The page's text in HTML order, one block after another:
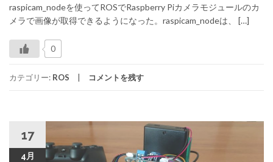
raspicam_nodeを使ってROSでRaspberry Piカメラモジュールのカ
メラで画像が取得できるようになった。raspicam_nodeは、 […]
0
カテゴリー: ROS コメントを残す
17
4月